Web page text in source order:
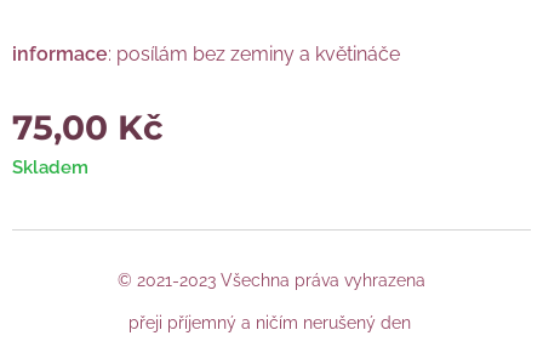
informace: posílám bez zeminy a květináče
75,00 Kč
Skladem
© 2021-2023 Všechna práva vyhrazena
přeji příjemný a ničím nerušený den